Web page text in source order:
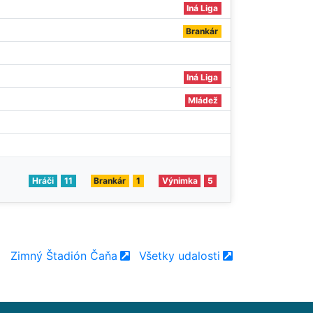
Iná Liga
Brankár
Iná Liga
Mládež
Hráči 11 Brankár 1 Výnimka 5
Zimný Štadión Čaňa Všetky udalosti